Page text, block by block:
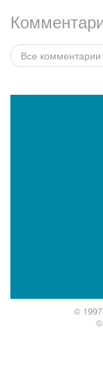
Все комментарии
©
©